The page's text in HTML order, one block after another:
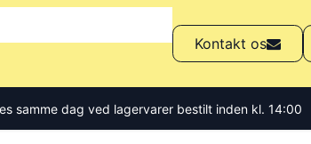
Kontakt os
samme dag ved lagervarer bestilt inden kl. 14:00